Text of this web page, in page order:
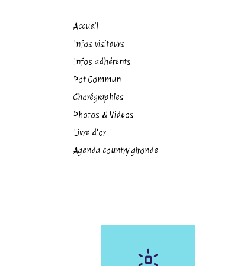
Accueil
Infos visiteurs
Infos adhérents
Pot Commun
Chorégraphies
Photos & Videos
Livre d'or
Agenda country gironde